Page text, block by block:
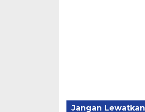
Jangan Lewatkan